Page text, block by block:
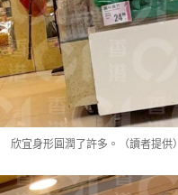
欣宜身形圓潤了許多。（讀者提供）